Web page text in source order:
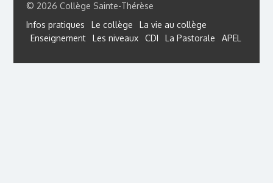
© 2026 Collège Sainte-Thérèse
Infos pratiques
Le collège
La vie au collège
Enseignement
Les niveaux CDI La Pastorale APEL